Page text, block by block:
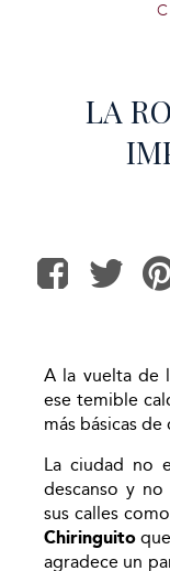
LA
A la vuelta de
ese temible
más básicas
La ciudad no
descanso y
sus calles
Chiringuito
agradece un